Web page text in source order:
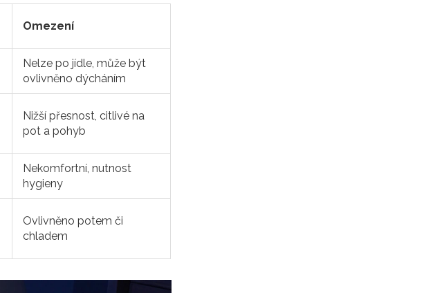
Omezení
Nelze po jídle, může být
ovlivněno dýcháním
Nižší přesnost, citlivé na
pot a pohyb
Nekomfortní, nutnost
hygieny
Ovlivněno potem či
chladem